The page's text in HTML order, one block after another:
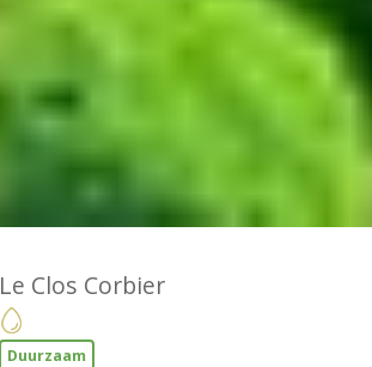
Le Clos Corbier
Duurzaam